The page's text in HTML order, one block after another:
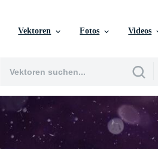
Vektoren Fotos Videos